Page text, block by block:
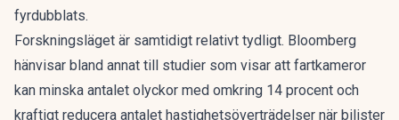
fyrdubblats.
Forskningsläget är samtidigt relativt tydligt. Bloomberg
hänvisar bland annat till studier som visar att fartkameror
kan minska antalet olyckor med omkring 14 procent och
kraftigt reducera antalet hastighetsöverträdelser när bilister